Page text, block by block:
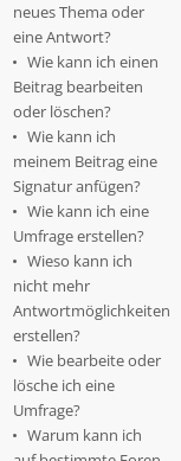
neues Thema oder
eine Antwort?
Wie kann ich einen
Beitrag bearbeiten
oder löschen?
Wie kann ich
meinem Beitrag eine
Signatur anfügen?
Wie kann ich eine
Umfrage erstellen?
Wieso kann ich
nicht mehr
Antwortmöglichkeiten
erstellen?
Wie bearbeite oder
lösche ich eine
Umfrage?
Warum kann ich